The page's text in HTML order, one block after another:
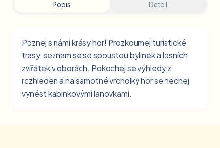
Popis Detail
Poznej s námi krásy hor! Prozkoumej turistické
trasy, seznam se se spoustou bylinek a lesních
zvířátek v oborách. Pokochej se výhledy z
rozhleden a na samotné vrcholky hor se nechej
vynést kabinkovými lanovkami.